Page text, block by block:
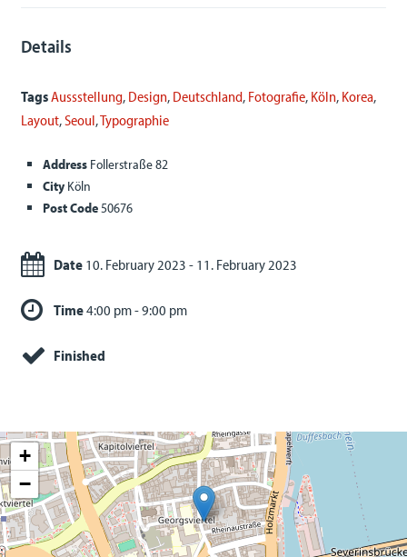
Details
TagsAussstellung, Design, Deutschland, Fotografie, Köln, Korea,
Layout,Seoul,Typographie
AddressFollerstraße 82
CityKöln
Post Code50676
Date10. February 2023 - 11. February 2023
Time4:00 pm - 9:00 pm
Finished
+
−